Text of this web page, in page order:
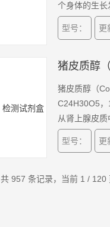
个身体的生长
型号： 更
猪皮质醇
猪皮质醇（
C24H30O5
从肾上腺皮
型号： 更
共 957 条记录，当前 1 /